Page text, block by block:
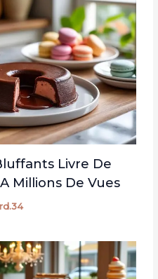
Livre De
Millions De Vues